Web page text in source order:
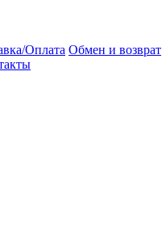
Оплата Обмен и возврат